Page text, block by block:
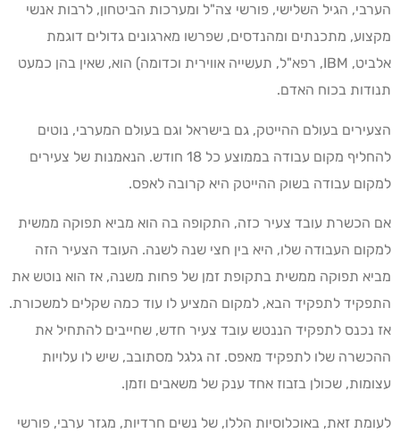
הערבי, הגיל השלישי, פורשי צה"ל ומערכות הביטחון, לרבות אנשי
מקצוע, מתכנתים ומהנדסים, שפרשו מארגונים גדולים דוגמת
אלביט, IBM, רפא"ל, תעשייה אווירית וכדומה) הוא, שאין בהן כמעט
תנודות בכוח האדם.
הצעירים בעולם ההייטק, גם בישראל וגם בעולם המערבי, נוטים
להחליף מקום עבודה בממוצע כל 18 חודש. הנאמנות של צעירים
למקום עבודה בשוק ההייטק היא קרובה לאפס.
אם הכשרת עובד צעיר כזה, התקופה בה הוא מביא תפוקה ממשית
למקום העבודה שלו, היא בין חצי שנה לשנה. העובד הצעיר הזה
מביא תפוקה ממשית בתקופת זמן של פחות משנה, אז הוא נוטש את
התפקיד לתפקיד הבא, למקום המציע לו עוד כמה שקלים למשכורת.
אז נכנס לתפקיד הננטש עובד צעיר חדש, שחייבים להתחיל את
ההכשרה שלו לתפקיד מאפס. זה גלגל מסתובב, שיש לו עלויות
עצומות, שכולן בזבוז אחד ענק של משאבים וזמן.
לעומת זאת, באוכלוסיות הללו, של נשים חרדיות, מגזר ערבי, פורשי